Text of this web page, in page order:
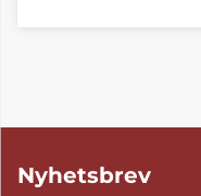
Nyhetsbrev